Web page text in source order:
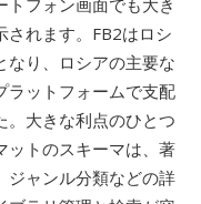
フォン画面でも大き
されます。FB2はロシ
なり、ロシアの主要な
ラットフォームで支配
。大きな利点のひとつ
ットのスキーマは、著
ジャンル分類などの詳